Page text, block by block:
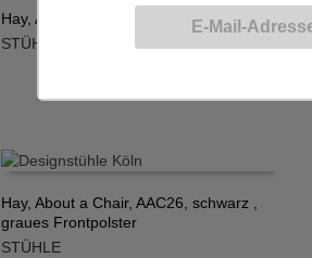
IN DEN WARENKORB
Hay, About a Chair, AAC22, weiß
STÜHLE
IN DEN WARENKORB
Hay, About a Chair, AAC26, schwarz ,
graues Frontpolster
STÜHLE